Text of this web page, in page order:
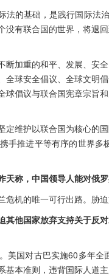
法的基础，是践行国际法
没有联合国的世界，将退
断加重的和平、发展、安
全球安全倡议、全球文明
球倡议与联合国宪章宗旨
定维护以联合国为核心的
手推进平等有序的世界
天称，中国领导人能对俄
危机的唯一可行出路。胁
其他国家放弃支持关于反
美国对古巴实施60多年
基本准则，违背国际人道